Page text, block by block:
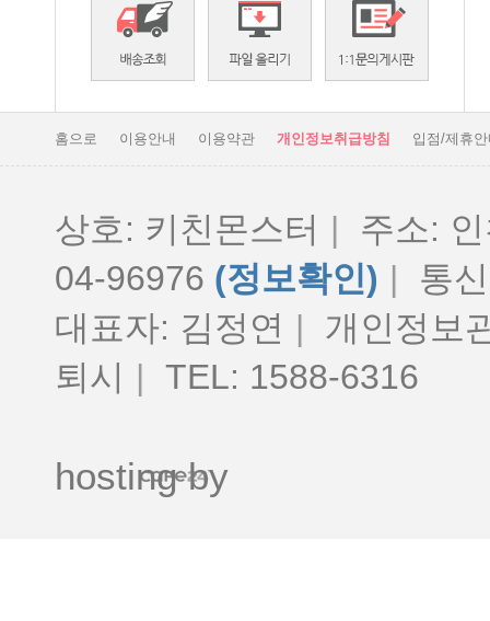
홈으로 이용안내 이용약관 개인정보취급방침 입점/제휴
상호: 키친몬스터 |
주소:
04-96976 (정보확인) |
통
대표자: 김정연 |
개인정보
퇴시
| TEL: 1588-6316
hosting by